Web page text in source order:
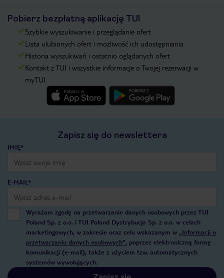
Pobierz bezpłatną aplikację TUI
Szybkie wyszukiwanie i przeglądanie ofert
Lista ulubionych ofert i możliwość ich udostępniania
Historia wyszukiwań i ostatnio oglądanych ofert
Kontakt z TUI i wszystkie informacje o Twojej rezerwacji w
myTUI
Zapisz się do newslettera
IMIĘ*
E-MAIL*
Wyrażam zgodę na przetwarzanie danych osobowych przez TUI
Poland Sp. z o.o. i TUI Poland Dystrybucja Sp. z o.o. w celach
marketingowych, w zakresie oraz celu wskazanym w „Informacji o
przetwarzaniu danych osobowych”, poprzez elektroniczną formę
komunikacji (e-mail), także z użyciem tzw. automatycznych
systemów wywołujących.